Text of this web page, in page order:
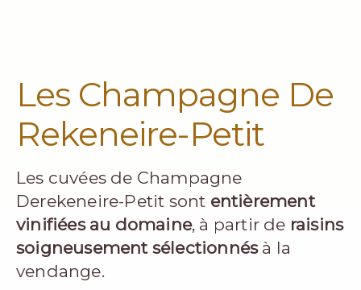
Les Champagne De
Rekeneire-Petit
Les cuvées de Champagne
Derekeneire-Petit sont entièrement
vinifiées au domaine, à partir de raisins
soigneusement sélectionnés à la
vendange.